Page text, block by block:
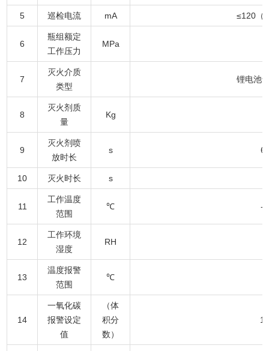
5 巡检电流 mA ≤120（
6
瓶组额定
工作压力
MPa
7
灭火介质
类型
锂电池
8
灭火剂质
量
Kg
9
灭火剂喷
放时长
s
10 灭火时长 s
11
工作温度
范围
℃ -
12
工作环境
湿度
RH
13
温度报警
范围
℃
14
一氧化碳
报警设定
值
（体
积分
数）